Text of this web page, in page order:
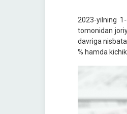
2023-yilning
tomonidan
davriga
% hamda